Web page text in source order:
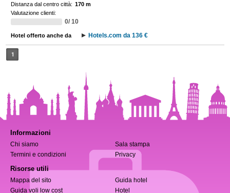
Distanza dal centro città: 170 m
Valutazione clienti:
0/ 10
Hotel offerto anche da Hotels.com da 136 €
1
Informazioni
Chi siamo
Sala stampa
Termini e condizioni
Privacy
Risorse utili
Mappa del sito
Guida hotel
Guida voli low cost
Hotel